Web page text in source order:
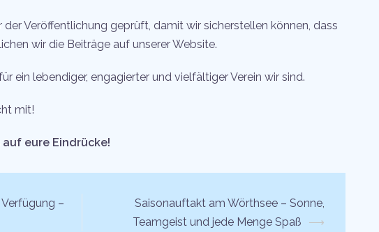
Veröffentlichung geprüft, damit wir sicherstellen können, dass
wir die Beiträge auf unserer Website.
ein lebendiger, engagierter und vielfältiger Verein wir sind.
mit!
eure Eindrücke!
–
Saisonauftakt am Wörthsee – Sonne,
Teamgeist und jede Menge Spaß
⟶